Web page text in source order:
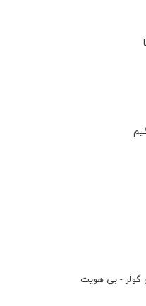
گولر - بی هویت